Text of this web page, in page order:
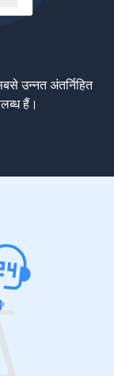
उन्नत अंतर्निहित
हैं।